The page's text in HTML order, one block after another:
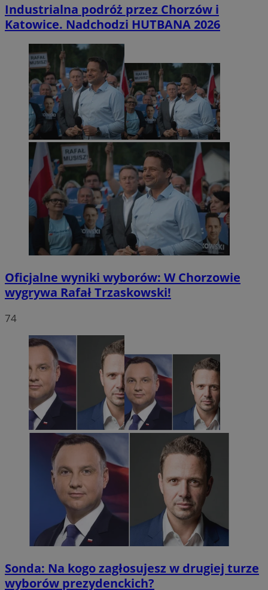
Industrialna podróż przez Chorzów i
Katowice. Nadchodzi HUTBANA 2026
Oficjalne wyniki wyborów: W Chorzowie
wygrywa Rafał Trzaskowski!
74
Sonda: Na kogo zagłosujesz w drugiej turze
wyborów prezydenckich?